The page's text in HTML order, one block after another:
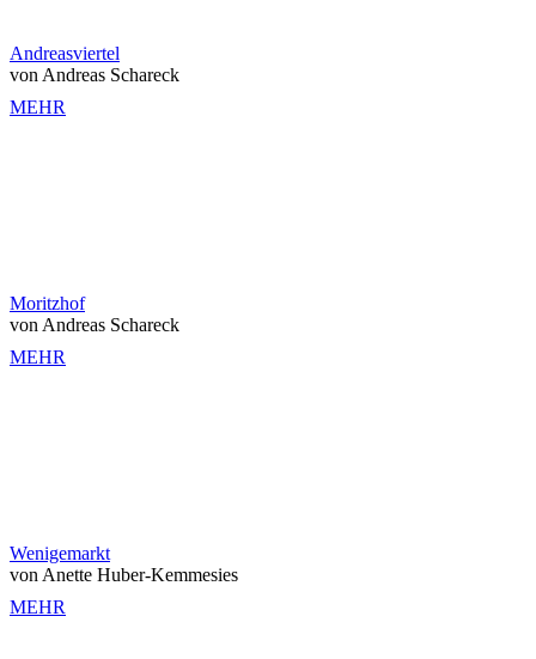
Andreasviertel
von Andreas Schareck
MEHR
Moritzhof
von Andreas Schareck
MEHR
Wenigemarkt
von Anette Huber-Kemmesies
MEHR